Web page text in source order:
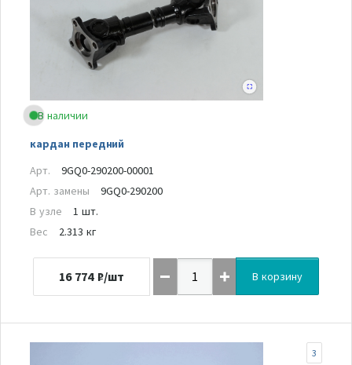
В наличии
кардан передний
Арт.
9GQ0-290200-00001
Арт. замены
9GQ0-290200
В узле
1 шт.
Вес
2.313 кг
16 774 ₽/шт В корзину
3